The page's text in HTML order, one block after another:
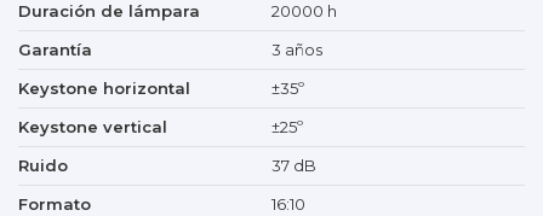
Duración de lámpara
20000 h
Garantía
3 años
Keystone horizontal
±35º
Keystone vertical
±25º
Ruido
37 dB
Formato
16:10